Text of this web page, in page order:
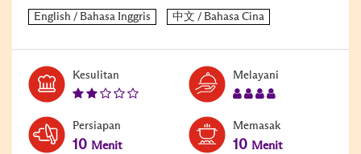
Kesulitan Melayani
Persiapan
10 Menit
Memasak
10 Menit